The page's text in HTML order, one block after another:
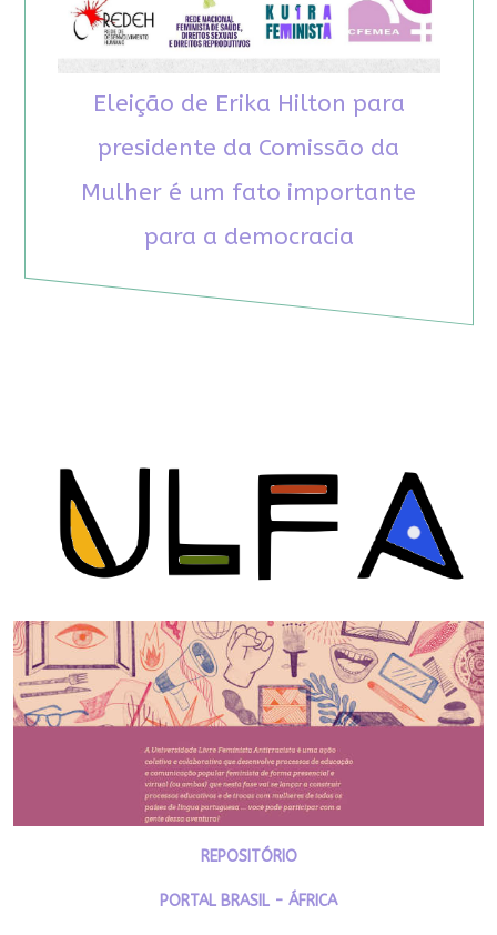
Eleição de Erika Hilton para
presidente da Comissão da
Mulher é um fato importante
para a democracia
REPOSITÓRIO
PORTAL BRASIL - ÁFRICA